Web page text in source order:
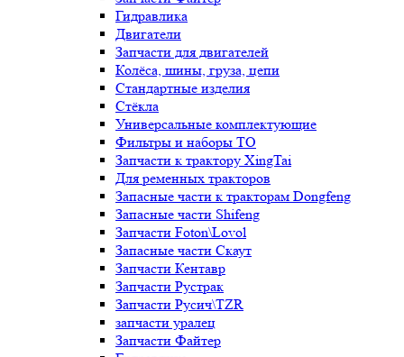
Гидравлика
Двигатели
Запчасти для двигателей
Колёса, шины, груза, цепи
Стандартные изделия
Стёкла
Универсальные комплектующие
Фильтры и наборы ТО
Запчасти к трактору XingTai
Для ременных тракторов
Запасные части к тракторам Dongfeng
Запасные части Shifeng
Запчасти Foton\Lovol
Запасные части Скаут
Запчасти Кентавр
Запчасти Рустрак
Запчасти Русич\TZR
запчасти уралец
Запчасти Файтер